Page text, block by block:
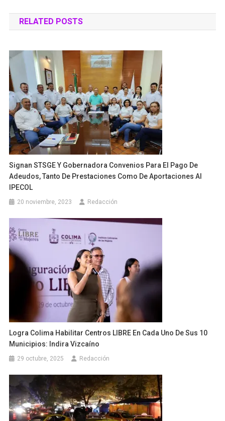
de
entradas
RELATED POSTS
Signan STSGE Y Gobernadora Convenios Para El Pago De
Adeudos, Tanto De Prestaciones Como De Aportaciones Al
IPECOL
20 noviembre, 2023 Redacción
Logra Colima Habilitar Centros LIBRE En Cada Uno De Sus 10
Municipios: Indira Vizcaíno
29 octubre, 2025 Redacción